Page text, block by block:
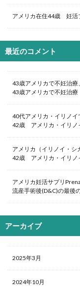
アメリカ在住44歳 妊活
最近のコメント
43歳アメリカで不妊治
43歳アメリカで不妊治
40代アメリカ・イリノイ
42歳 アメリカ・イリノ
アメリカ（イリノイ・
42歳 アメリカ・イリノ
アメリカ妊活サプリ
流産手術後(D&C)の最後
アーカイブ
2025年3月
2024年10月